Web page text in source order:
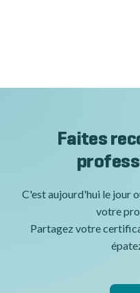
Faites
C'est aujourd'hui le jour
votre
Partagez votre